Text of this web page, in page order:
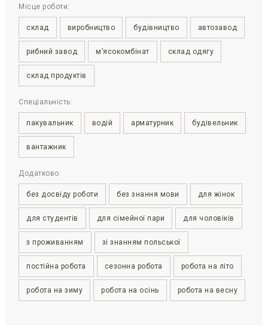
Місце роботи:
склад виробництво будівництво автозавод
рибний завод м’ясокомбінат склад одягу
склад продуктів
Спеціальність:
пакувальник водій арматурник будівельник
вантажник
Додатково:
без досвіду роботи без знання мови для жінок
для студентів для сімейної пари для чоловіків
з проживанням зі знанням польської
постійна робота сезонна робота робота на літо
робота на зиму робота на осінь робота на весну